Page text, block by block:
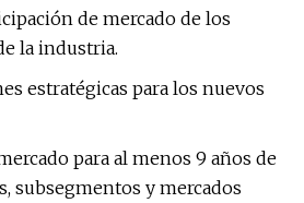
de mercado de los
la industria.
estratégicas para los nuevos
para al menos 9 años de
subsegmentos y mercados